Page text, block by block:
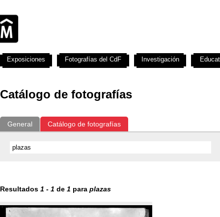
Catálogo de fotografías
General Catálogo de fotografías
Resultados 1 - 1 de 1 para plazas
Exposiciones Fotografías del CdF Investigación